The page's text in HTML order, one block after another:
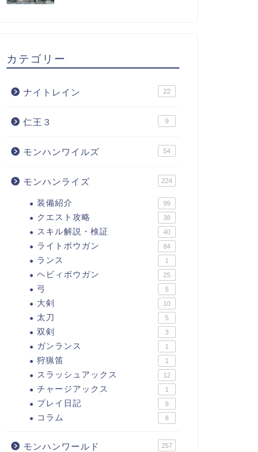
カテゴリー
ナイトレイン 22
仁王３ 9
モンハンワイルズ 54
モンハンライズ 224
装備紹介 99
クエスト攻略 38
スキル解説・検証 40
ライトボウガン 84
ランス 1
ヘビィボウガン 25
弓 5
大剣 10
太刀 5
双剣 3
ガンランス 1
狩猟笛 1
スラッシュアックス 12
チャージアックス 1
プレイ日記 9
コラム 8
モンハンワールド 257